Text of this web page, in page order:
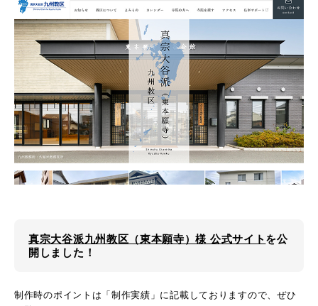
真宗大谷派九州教区（東本願寺）様 公式サイト を公
開しました！
制作時のポイントは「制作実績」に記載しておりますので、ぜひ